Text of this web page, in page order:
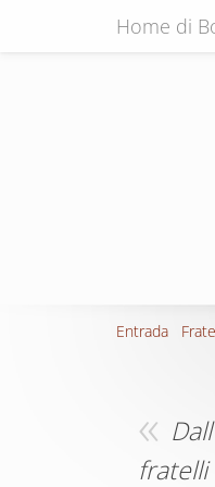
Home di
Entrada
fratelli